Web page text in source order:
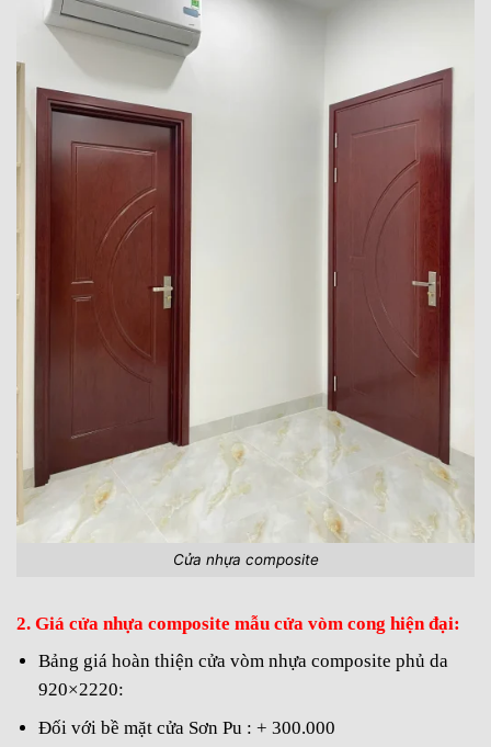
Cửa nhựa composite
2. Giá cửa nhựa composite mẫu cửa vòm cong hiện đại:
Bảng giá hoàn thiện cửa vòm nhựa composite phủ da
920×2220:
Đối với bề mặt cửa Sơn Pu : + 300.000